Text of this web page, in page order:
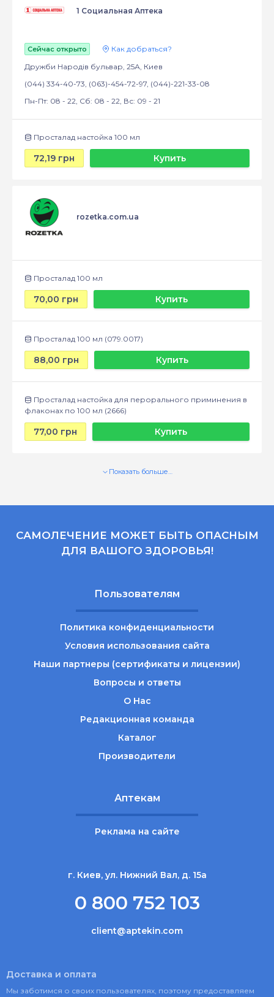
1 Социальная Аптека
Сейчас открыто
Как добраться?
Дружби Народів бульвар, 25А, Киев
(044) 334-40-73, (063)-454-72-97, (044)-221-33-08
Пн-Пт: 08 - 22, Сб: 08 - 22, Вс: 09 - 21
Просталад настойка 100 мл
72,19 грн Купить
rozetka.com.ua
Просталад 100 мл
70,00 грн Купить
Просталад 100 мл (079.0017)
88,00 грн Купить
Просталад настойка для перорального приминения в
флаконах по 100 мл (2666)
77,00 грн Купить
Показать больше…
САМОЛЕЧЕНИЕ МОЖЕТ БЫТЬ ОПАСНЫМ
ДЛЯ ВАШОГО ЗДОРОВЬЯ!
Пользователям
Политика конфиденциальности
Условия использования сайта
Наши партнеры (сертификаты и лицензии)
Вопросы и ответы
О Нас
Редакционная команда
Каталог
Производители
Аптекам
Реклама на сайте
г. Киев, ул. Нижний Вал, д. 15а
0 800 752 103
client@aptekin.com
Доставка и оплата
Мы заботимся о своих пользователях, поэтому предоставляем